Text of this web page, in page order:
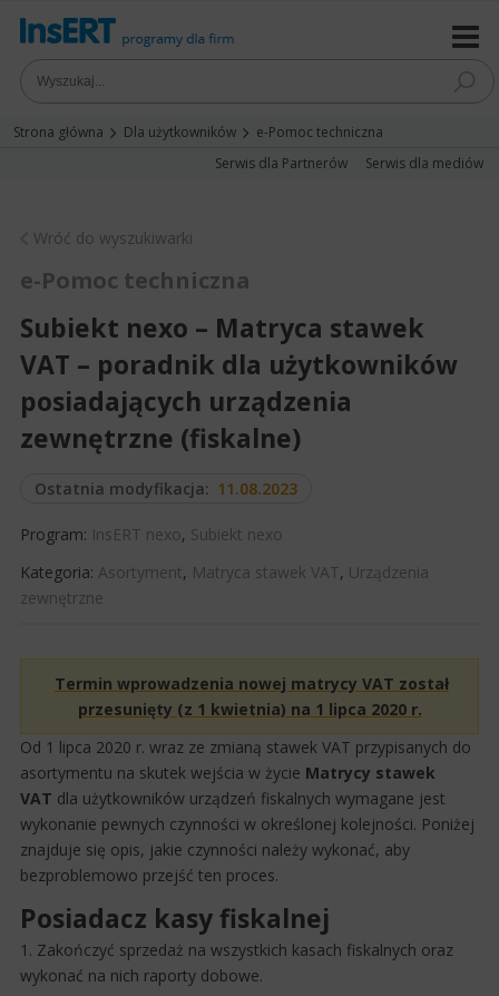
Strona główna Dla użytkowników
e-Pomoc techniczna
Serwis dla Partnerów
Serwis dla mediów
Wróć do wyszukiwarki
e-Pomoc techniczna
Subiekt nexo – Matryca stawek
VAT – poradnik dla użytkowników
posiadających urządzenia
zewnętrzne (fiskalne)
Ostatnia modyfikacja: 11.08.2023
Program: InsERT nexo, Subiekt nexo
Kategoria: Asortyment, Matryca stawek VAT, Urządzenia
zewnętrzne
Termin wprowadzenia nowej ​matrycy VAT został
przesunięty (z 1 kwietnia) na 1 lipca 2020 r.​
​Od 1 lipca ​2020 r. wraz ze zmianą stawek​ VAT przypisanych do
asortymentu na skutek wejścia w życie Matrycy stawek
VAT dla użytkowników urządzeń fiskalnych wymagane jest
wykonanie p​ewnych czynności w określonej kolejności. Poniżej
znajduje się opis, jakie czynności należy wykonać, aby
bezproblemowo przejść ten proces.​
Posiadacz kasy fiskalnej
1. Zakończyć sprzedaż na wszystkich kasach fiskalnych oraz
wykonać na nich raporty dobowe.